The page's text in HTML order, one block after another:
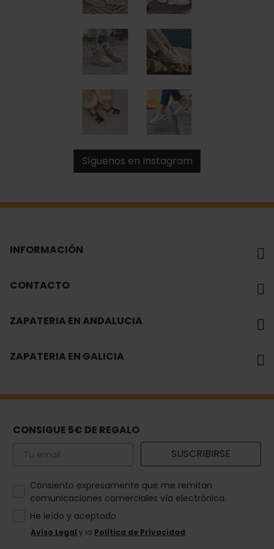
Síguenos en Instagram
INFORMACIÓN
CONTACTO
ZAPATERIA EN ANDALUCIA
ZAPATERIA EN GALICIA
CONSIGUE 5€ DE REGALO
Email SUSCRIBIRSE
How would you like to hear from us?
Consiento expresamente que me remitan
comunicaciones comerciales vía electrónica.
He leído y aceptado
Aviso Legal y la Política de Privacidad.